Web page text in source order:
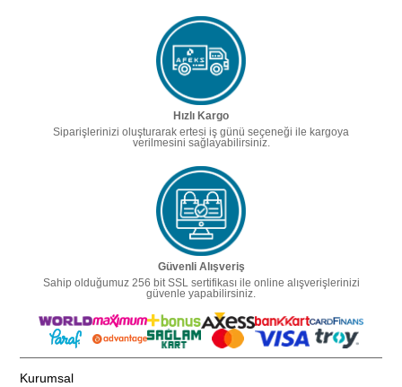
Hızlı Kargo
Siparişlerinizi oluşturarak ertesi iş günü seçeneği ile kargoya
verilmesini sağlayabilirsiniz.
Güvenli Alışveriş
Sahip olduğumuz 256 bit SSL sertifikası ile online alışverişlerinizi
güvenle yapabilirsiniz.
Kurumsal